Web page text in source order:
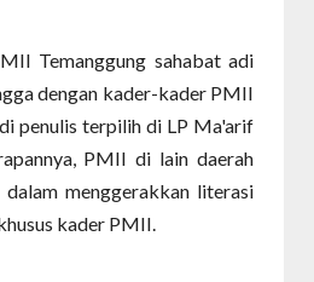
Temanggung sahabat adi
dengan kader-kader PMII
penulis terpilih di LP Ma'arif
PMII di lain daerah
dalam menggerakkan literasi
kader PMII.